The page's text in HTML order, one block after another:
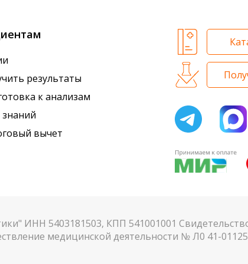
результаты
к анализам
знаний
вычет
ИНН 5403181503, КПП 541001001
медицинской деятельности № Л0 41-